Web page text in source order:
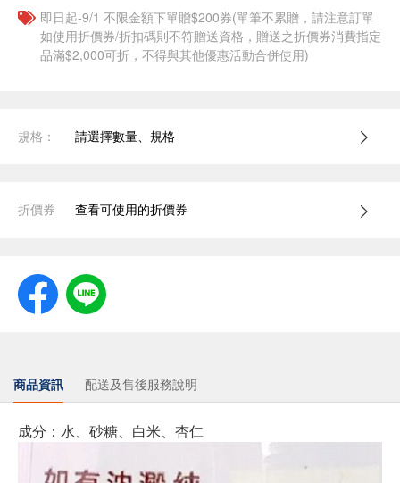
即日起-9/1 不限金額下單贈$200券(單筆不累贈，請注意訂單
如使用折價券/折扣碼則不符贈送資格，贈送之折價券消費指定
品滿$2,000可折，不得與其他優惠活動合併使用)
規格： 請選擇數量、規格
折價券 查看可使用的折價券
商品資訊 配送及售後服務說明
成分：水、砂糖、白米、杏仁